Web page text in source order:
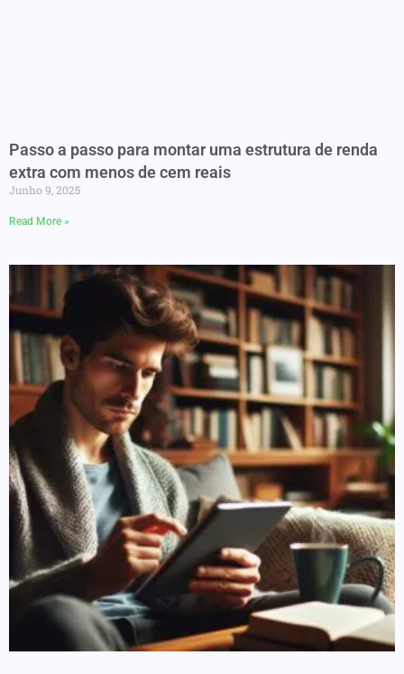
Passo a passo para montar uma estrutura de renda
extra com menos de cem reais
Junho 9, 2025
Read More »